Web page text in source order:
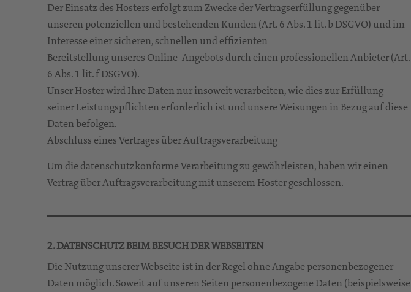
Der Einsatz des Hosters erfolgt zum Zwecke der Vertragserfüllung gegenüber
unseren potenziellen und bestehenden Kunden (Art. 6 Abs. 1 lit. b DSGVO) und im
Interesse einer sicheren, schnellen und effizienten
Bereitstellung unseres Online-Angebots durch einen professionellen Anbieter (Art.
6 Abs. 1 lit. f DSGVO).
Unser Hoster wird Ihre Daten nur insoweit verarbeiten, wie dies zur Erfüllung
seiner Leistungspflichten erforderlich ist und unsere Weisungen in Bezug auf diese
Daten befolgen.
Abschluss eines Vertrages über Auftragsverarbeitung
Um die datenschutzkonforme Verarbeitung zu gewährleisten, haben wir einen
Vertrag über Auftragsverarbeitung mit unserem Hoster geschlossen.
2. DATENSCHUTZ BEIM BESUCH DER WEBSEITEN
Die Nutzung unserer Webseite ist in der Regel ohne Angabe personenbezogener
Daten möglich. Soweit auf unseren Seiten personenbezogene Daten (beispielsweise